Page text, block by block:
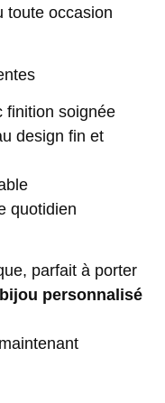
toute occasion
finition soignée
design fin et
quotidien
parfait à porter
bijou personnalisé